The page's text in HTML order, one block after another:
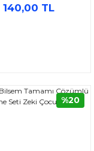
140,00 TL
%20